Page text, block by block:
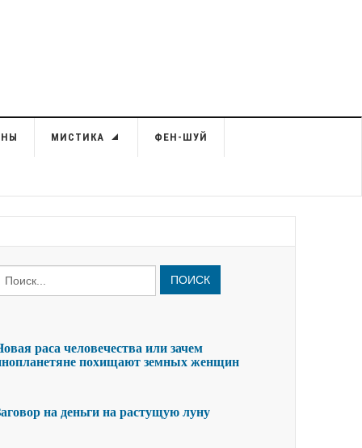
МИСТИКА ФЕН-ШУЙ
ПОИСК
раса человечества или зачем
похищают земных женщин
на деньги на растущую луну